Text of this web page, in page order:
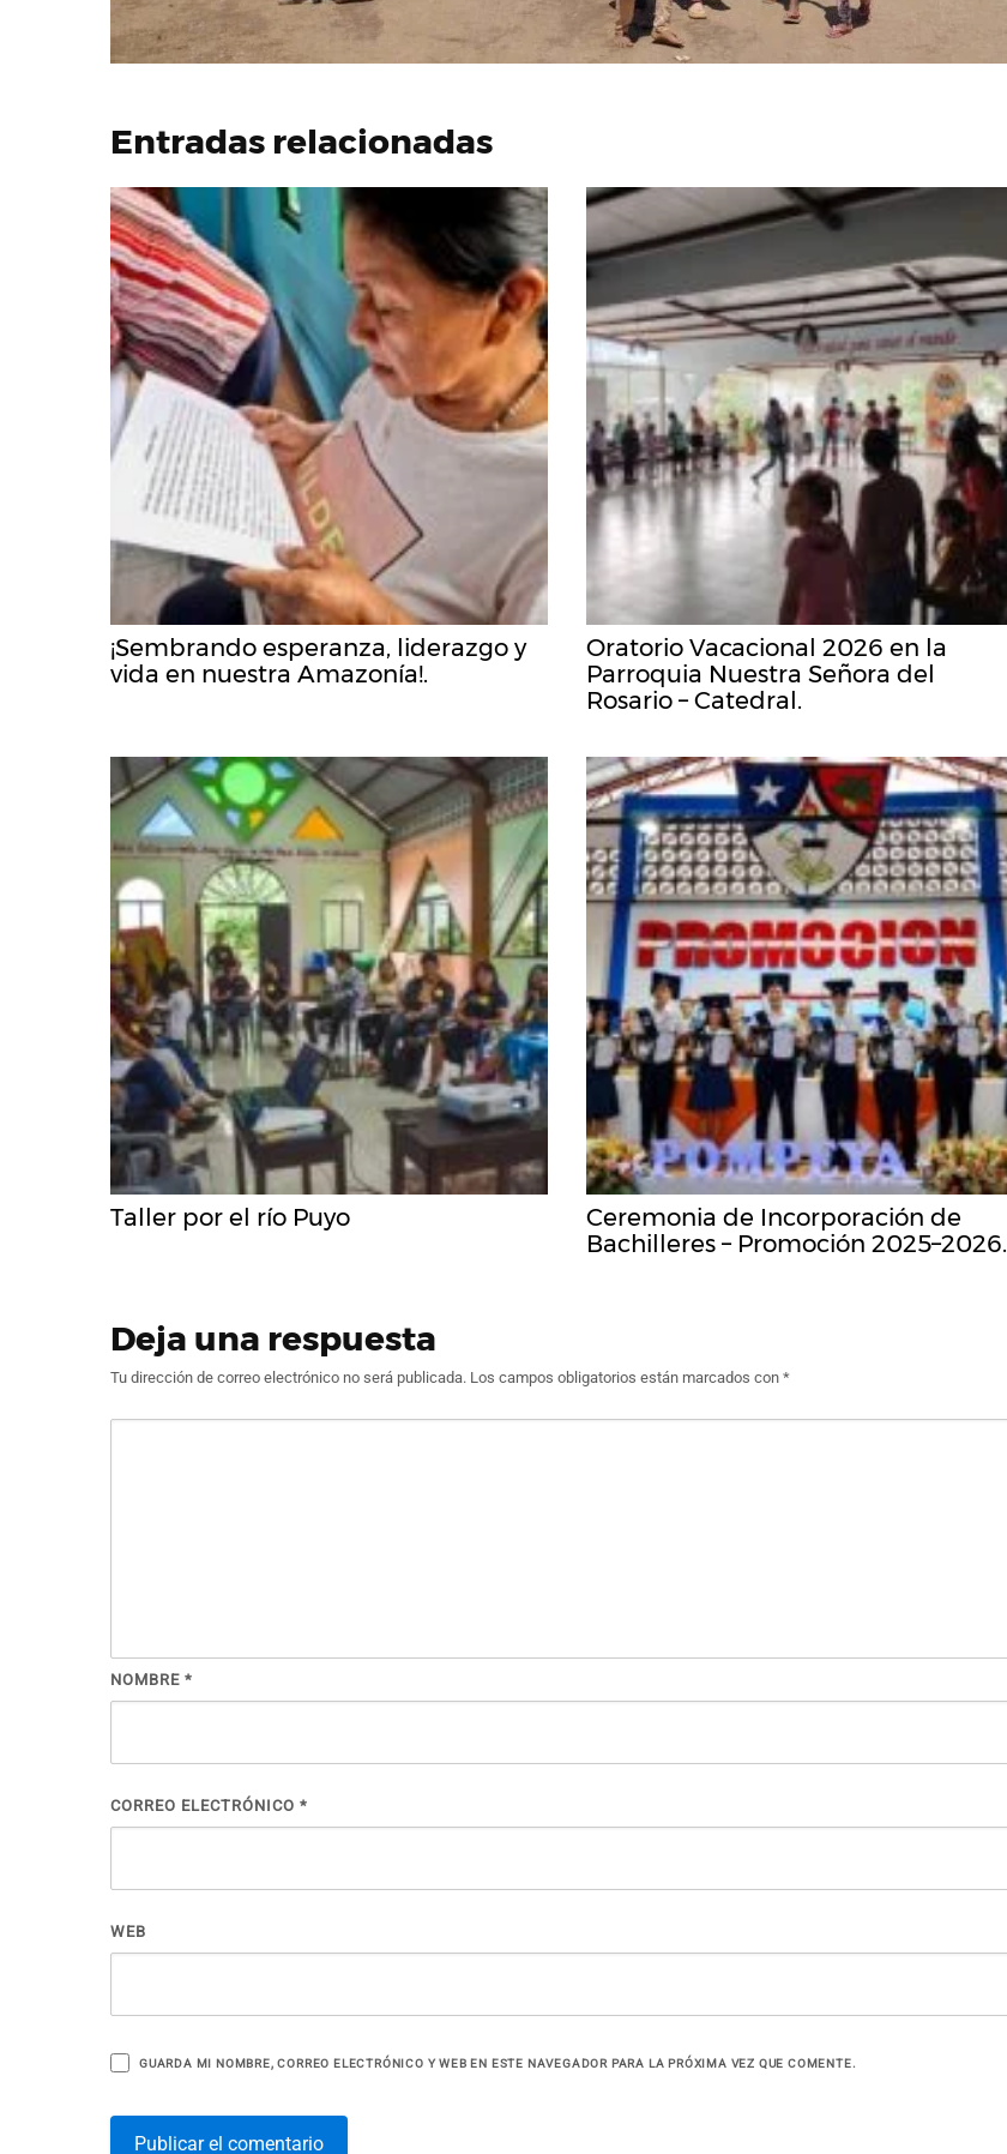
Entradas relacionadas
¡Sembrando esperanza, liderazgo y
vida en nuestra Amazonía!.
Oratorio Vacacional 2026 en la
Parroquia Nuestra Señora del
Rosario – Catedral.
Taller por el río Puyo
Ceremonia de Incorporación de
Bachilleres – Promoción 2025–2026.
Deja una respuesta
Tu dirección de correo electrónico no será publicada. Los campos obligatorios están marcados con *
NOMBRE *
CORREO ELECTRÓNICO *
WEB
GUARDA MI NOMBRE, CORREO ELECTRÓNICO Y WEB EN ESTE NAVEGADOR PARA LA PRÓXIMA VEZ QUE COMENTE.